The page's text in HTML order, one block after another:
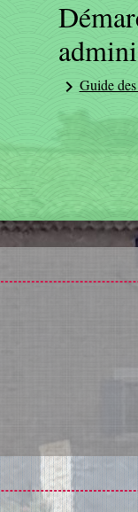
keyboard_arrow_rightGuide